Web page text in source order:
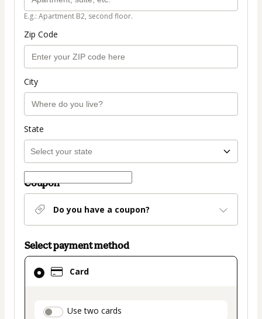
E.g.: Apartment B2, second floor.
Zip Code
City
State
Coupon
Do you have a coupon?
Select payment method
Card
payment_data.section_title_v2
Use two cards
Card
selected
method